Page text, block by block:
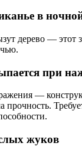
в
дерево — этот
при
—
прочность.
жуков